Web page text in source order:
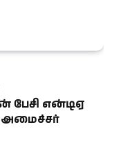
பேசி என்டிஏ
அமைச்சர்